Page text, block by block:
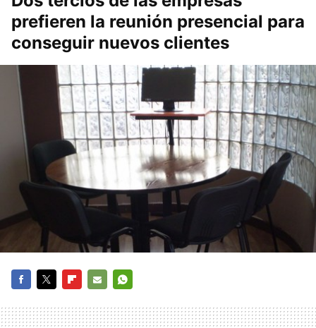
prefieren la reunión presencial para
conseguir nuevos clientes
MAIL